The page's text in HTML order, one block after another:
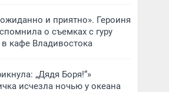
и приятно». Героиня
о съемках с гуру
в кафе Владивостока
„Дядя Боря!“»
исчезла ночью у океана